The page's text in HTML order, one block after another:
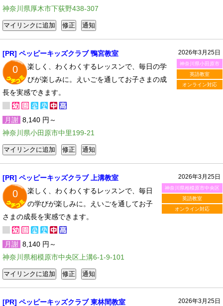
神奈川県厚木市下荻野438-307
2026年3月25日
神奈川県小田原市
英語教室
オンライン対応
[PR] ペッピーキッズクラブ 鴨宮教室
0
楽しく、わくわくするレッスンで、毎日の学
びが楽しみに。えいごを通してお子さまの成
長を実感できます。
月謝 8,140 円～
神奈川県小田原市中里199-21
2026年3月25日
神奈川県相模原市中央区
英語教室
オンライン対応
[PR] ペッピーキッズクラブ 上溝教室
0
楽しく、わくわくするレッスンで、毎日
の学びが楽しみに。えいごを通してお子
さまの成長を実感できます。
月謝 8,140 円～
神奈川県相模原市中央区上溝6-1-9-101
2026年3月25日
[PR] ペッピーキッズクラブ 東林間教室